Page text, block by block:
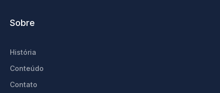
Sobre
História
Conteúdo
Contato